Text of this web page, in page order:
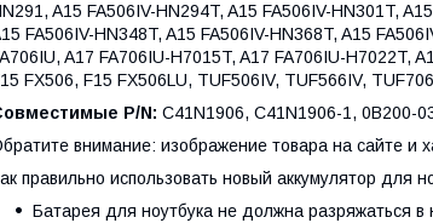
A15 FA506IV-HN294T, A15 FA506IV-HN301T,
FA506IV-HN348T, A15 FA506IV-HN368T, A15
A17 FA706IU-H7015T, A17 FA706IU-H7022T,
FX506, F15 FX506LU, TUF506IV, TUF566IV,
P/N: C41N1906, C41N1906-1, 0B200-
внимание: изображение товара на сайте и
правильно использовать новый аккумулятор для
Батарея для ноутбука не должна разряжаться